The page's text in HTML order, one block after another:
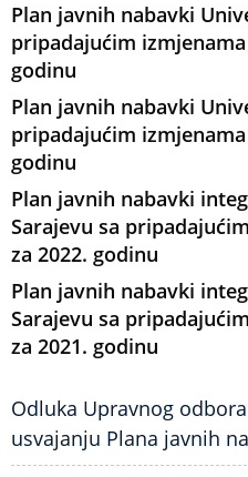
Plan javnih nabavki
pripadajućim
godinu
Plan javnih nabavki
pripadajućim
godinu
Plan javnih nabavki
Sarajevu sa
za 2022. godinu
Plan javnih nabavki
Sarajevu sa
za 2021. godinu
Odluka Upravnog
usvajanju Plana javnih